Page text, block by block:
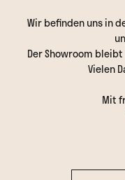
60x120x9.5mm
90x90x9.5mm nat
Wir befinden uns in
Der Showroom
Vielen
Mit